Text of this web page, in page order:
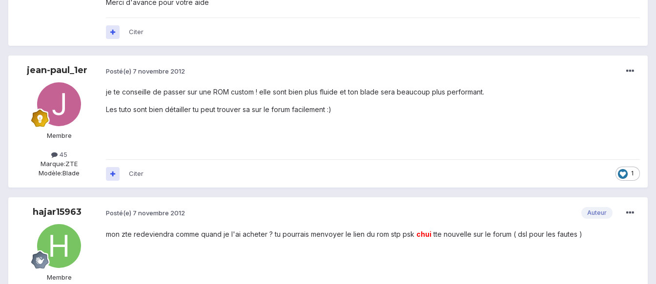
Merci d'avance pour votre aide
Citer
jean-paul_1er
Membre
45
Marque:ZTE
Modèle:Blade
Posté(e) 7 novembre 2012
je te conseille de passer sur une ROM custom ! elle sont bien plus fluide et ton blade sera beaucoup plus performant.
Les tuto sont bien détailler tu peut trouver sa sur le forum facilement :)
1
Citer
hajar15963
Membre
Auteur
Posté(e) 7 novembre 2012
mon zte redeviendra comme quand je l'ai acheter ? tu pourrais menvoyer le lien du rom stp psk chui tte nouvelle sur le forum ( dsl pour les fautes )